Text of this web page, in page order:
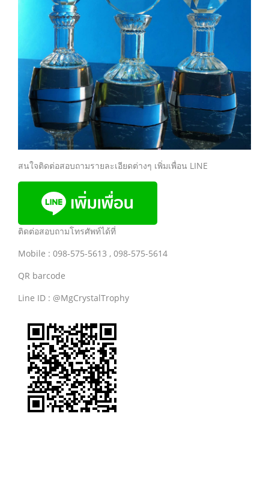
สนใจติดต่อสอบถามรายละเอียดต่างๆ เพิ่มเพื่อน LINE
ติดต่อสอบถามโทรศัพท์ได้ที่
Mobile : 098-575-5613 , 098-575-5614
QR barcode
Line ID : @MgCrystalTrophy